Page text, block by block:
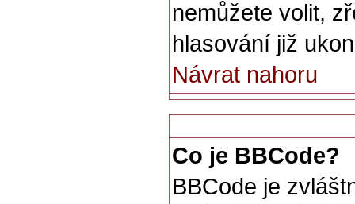
nemůžete volit,
hlasování již
Návrat nahoru
Co je BBCode?
BBCode je